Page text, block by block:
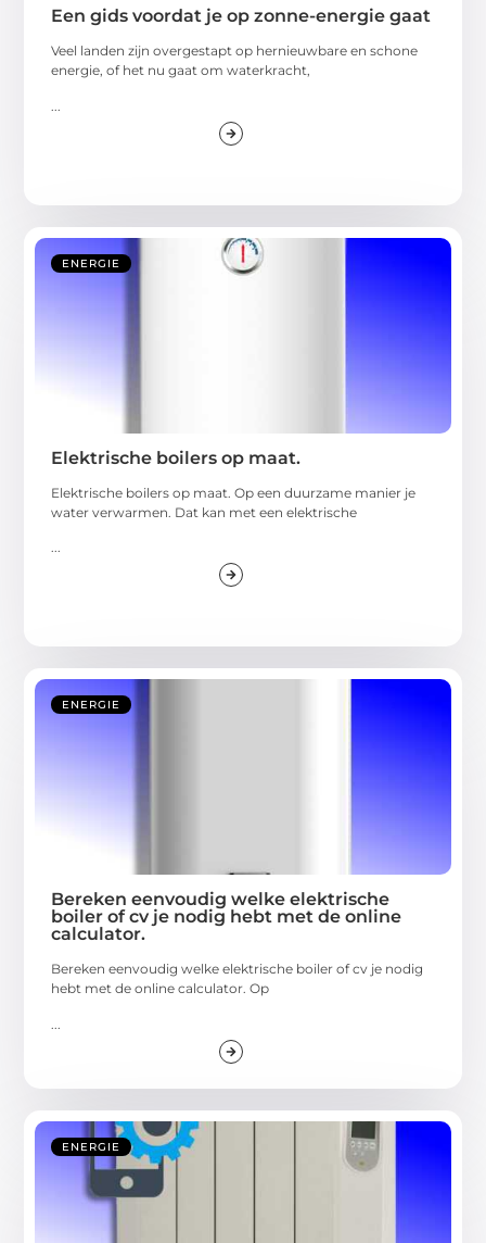
Een gids voordat je op zonne-energie gaat
Veel landen zijn overgestapt op hernieuwbare en schone
energie, of het nu gaat om waterkracht,
ENERGIE
Elektrische boilers op maat.
Elektrische boilers op maat. Op een duurzame manier je
water verwarmen. Dat kan met een elektrische
...
ENERGIE
Bereken eenvoudig welke elektrische
boiler of cv je nodig hebt met de online
calculator.
Bereken eenvoudig welke elektrische boiler of cv je nodig
hebt met de online calculator. Op
ENERGIE